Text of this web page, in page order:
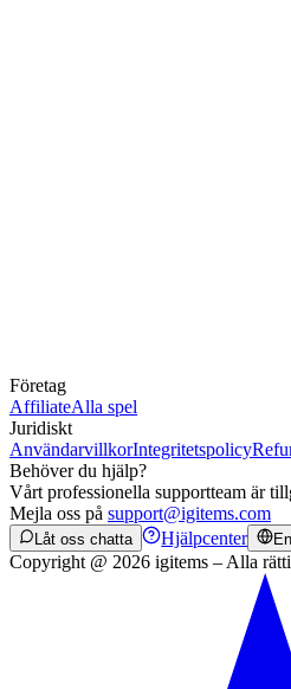
Företag
AffiliateAlla spel
Juridiskt
AnvändarvillkorIntegritetspolicy
Behöver du hjälp?
Vårt professionella supportteam är
Mejla oss på support@igitems.com
Låt oss chatta Hjälpcenter
Copyright @ 2026 igitems – Alla